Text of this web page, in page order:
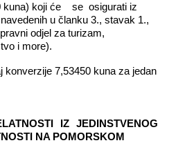
kuna) koji će
se osigurati iz
u članku 3., stavak 1.,
odjel za turizam,
i more).
konverzije 7,53450 kuna za jedan
IZ JEDINSTVENOG
NA POMORSKOM